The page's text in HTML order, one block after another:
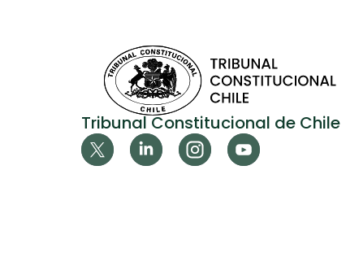
Tribunal Constitucional de Chile